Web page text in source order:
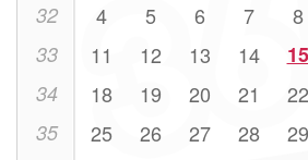
32 4 5 6 7 8
33 11 12 13 14 15
34 18 19 20 21 22
35 25 26 27 28 29